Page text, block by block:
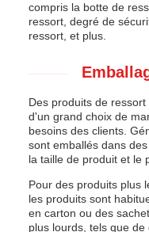
compris la botte de
ressort, degré de
ressort, et plus.
Des produits de
d'un grand choix de
besoins des clients.
sont emballés dans
la taille de produit et le
Pour des produits plus
les produits sont
en carton ou des
plus lourds, tels que